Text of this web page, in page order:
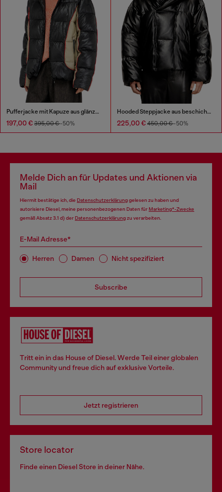
Pufferjacke mit Kapuze aus glänzendem Ripstop
197,00 € 395,00 €-50%
Hooded Steppjacke aus beschichtetem Gewebe
225,00 € 450,00 €-50%
Melde Dich an für Updates und Aktionen via
Mail
Hiermit bestätige ich, die Datenschutzerklärunggelesen zu haben und
autorisiere Diesel, meine personenbezogenen Daten fürMarketing*-Zwecke
gemäß Absatz 3.1 d) derDatenschutzerklärungzu verarbeiten.
E-Mail Adresse*
Herren Damen Nicht spezifiziert
Subscribe
Tritt ein in das House of Diesel. Werde Teil einer globalen
Community und freue dich auf exklusive Vorteile.
Jetzt registrieren
Store locator
Finde einen Diesel Store in deiner Nähe.